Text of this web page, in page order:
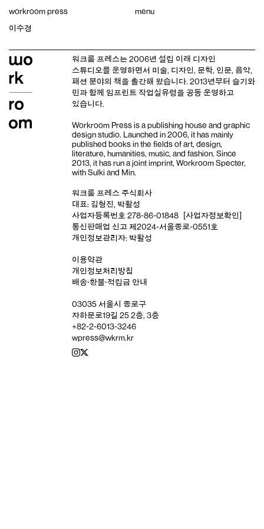
content
workroom press menu
이수경
워크룸 프레스는 2006년 설립 이래 디자인
스튜디오를 운영하면서 미술, 디자인, 문학, 인문, 음악,
패션 분야의 책을 출간해 왔습니다. 2013년부터 슬기와
민과 함께 임프린트 작업실유령을 공동 운영하고
있습니다.
Workroom Press is a publishing house and graphic
design studio. Launched in 2006, it has mainly
published books in the fields of art, design,
literature, humanities, music, and fashion. Since
2013, it has run a joint imprint, Workroom Specter,
with Sulki and Min.
워크룸 프레스 주식회사
대표: 김형진, 박활성
사업자등록번호 278-86-01848
[사업자정보확인]
통신판매업 신고 제2024-서울종로-0551호
개인정보관리자: 박활성
이용약관
개인정보처리방침
배송‧환불‧적립금 안내
03035 서울시 종로구
자하문로19길 25 2층, 3층
+82-2-6013-3246
wpress@wkrm.kr